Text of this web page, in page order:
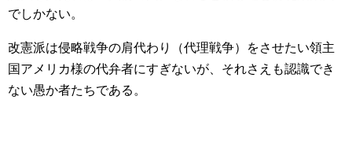
でしかない。
改憲派は侵略戦争の肩代わり（代理戦争）をさせたい領主
国アメリカ様の代弁者にすぎないが、それさえも認識でき
ない愚か者たちである。